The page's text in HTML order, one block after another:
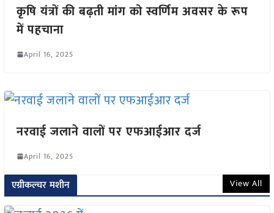
कृषि यंत्रों की बढ़ती मांग को स्वर्णिम अवसर के रूप
में पहचाना
April 16, 2025
नरवाई जलाने वालों पर एफआईआर दर्ज
April 16, 2025
एग्रीकल्चर मशीन View All